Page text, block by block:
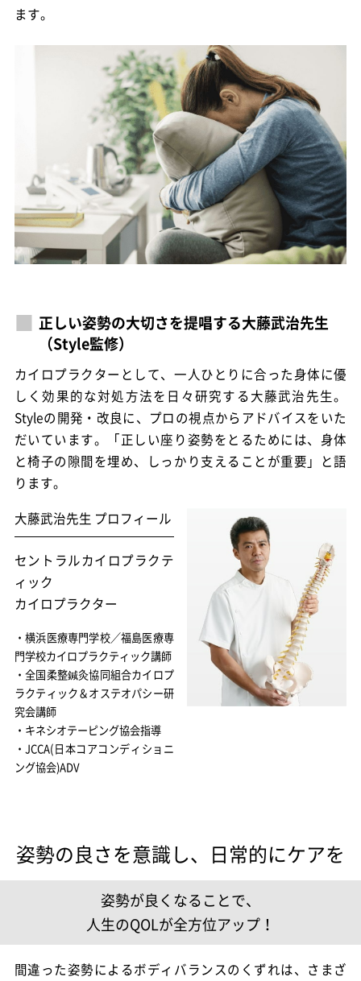
ます。
正しい姿勢の大切さを提唱する大藤武治先生
（Style監修）
カイロプラクターとして、一人ひとりに合った身体に優
しく効果的な対処方法を日々研究する大藤武治先生。
Styleの開発・改良に、プロの視点からアドバイスをいた
だいています。「正しい座り姿勢をとるためには、身体
と椅子の隙間を埋め、しっかり支えることが重要」と語
ります。
大藤武治先生 プロフィール
セントラルカイロプラクテ
ィック
カイロプラクター
・横浜医療専門学校／福島医療専
門学校カイロプラクティック講師
・全国柔整鍼灸協同組合カイロプ
ラクティック＆オステオパシー研
究会講師
・キネシオテーピング協会指導
・JCCA(日本コアコンディショニ
ング協会)ADV
姿勢の良さを意識し、日常的にケアを
姿勢が良くなることで、
人生のQOLが全方位アップ！
間違った姿勢によるボディバランスのくずれは、さまざ